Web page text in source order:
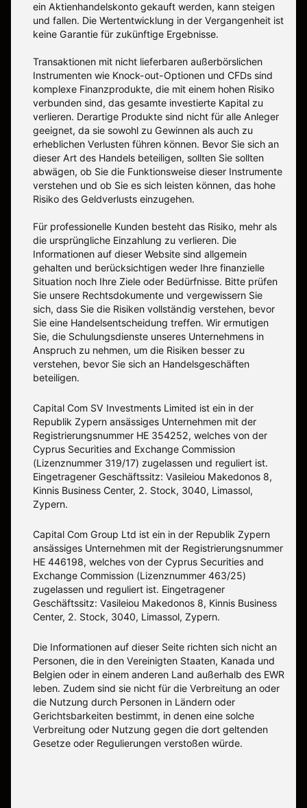
ein Aktienhandelskonto gekauft werden, kann steigen
und fallen. Die Wertentwicklung in der Vergangenheit ist
keine Garantie für zukünftige Ergebnisse.
Transaktionen mit nicht lieferbaren außerbörslichen
Instrumenten wie Knock-out-Optionen und CFDs sind
komplexe Finanzprodukte, die mit einem hohen Risiko
verbunden sind, das gesamte investierte Kapital zu
verlieren. Derartige Produkte sind nicht für alle Anleger
geeignet, da sie sowohl zu Gewinnen als auch zu
erheblichen Verlusten führen können. Bevor Sie sich an
dieser Art des Handels beteiligen, sollten Sie sollten
abwägen, ob Sie die Funktionsweise dieser Instrumente
verstehen und ob Sie es sich leisten können, das hohe
Risiko des Geldverlusts einzugehen.
Für professionelle Kunden besteht das Risiko, mehr als
die ursprüngliche Einzahlung zu verlieren. Die
Informationen auf dieser Website sind allgemein
gehalten und berücksichtigen weder Ihre finanzielle
Situation noch Ihre Ziele oder Bedürfnisse. Bitte prüfen
Sie unsere Rechtsdokumente und vergewissern Sie
sich, dass Sie die Risiken vollständig verstehen, bevor
Sie eine Handelsentscheidung treffen. Wir ermutigen
Sie, die Schulungsdienste unseres Unternehmens in
Anspruch zu nehmen, um die Risiken besser zu
verstehen, bevor Sie sich an Handelsgeschäften
beteiligen.
Capital Com SV Investments Limited ist ein in der
Republik Zypern ansässiges Unternehmen mit der
Registrierungsnummer HE 354252, welches von der
Cyprus Securities and Exchange Commission
(Lizenznummer 319/17) zugelassen und reguliert ist.
Eingetragener Geschäftssitz: Vasileiou Makedonos 8,
Kinnis Business Center, 2. Stock, 3040, Limassol,
Zypern.
Capital Com Group Ltd ist ein in der Republik Zypern
ansässiges Unternehmen mit der Registrierungsnummer
ΗΕ 446198, welches von der Cyprus Securities and
Exchange Commission (Lizenznummer 463/25)
zugelassen und reguliert ist. Eingetragener
Geschäftssitz: Vasileiou Makedonos 8, Kinnis Business
Center, 2. Stock, 3040, Limassol, Zypern.
Die Informationen auf dieser Seite richten sich nicht an
Personen, die in den Vereinigten Staaten, Kanada und
Belgien oder in einem anderen Land außerhalb des EWR
leben. Zudem sind sie nicht für die Verbreitung an oder
die Nutzung durch Personen in Ländern oder
Gerichtsbarkeiten bestimmt, in denen eine solche
Verbreitung oder Nutzung gegen die dort geltenden
Gesetze oder Regulierungen verstoßen würde.